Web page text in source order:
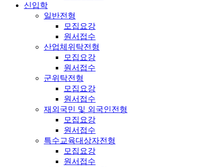
신입학
일반전형
모집요강
원서접수
산업체위탁전형
모집요강
원서접수
군위탁전형
모집요강
원서접수
재외국민 및 외국인전형
모집요강
원서접수
특수교육대상자전형
모집요강
원서접수